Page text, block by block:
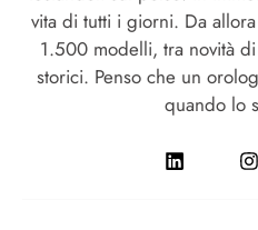
vita di tutti i giorni. Da
1.500 modelli, tra novità
storici. Penso che un
quando lo